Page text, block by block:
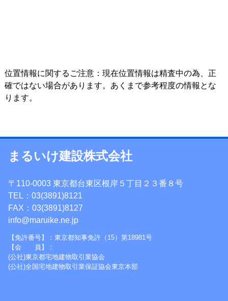
位置情報に関するご注意：現在位置情報は精査中の為、正
確ではない場合があります。あくまで参考程度の情報とな
ります。
まるいけ建設株式会社
〒110-0003 東京都台東区根岸５丁目２３番８号
TEL：03(3891)8121
FAX：03(3891)8127
info@maruike.ne.jp
【免許番号】：東京都知事免許（15）第18981号
【会 員】：
(公社)東京都宅地建物取引業協会
(公社)全国宅地建物取引業保証協会東京本部